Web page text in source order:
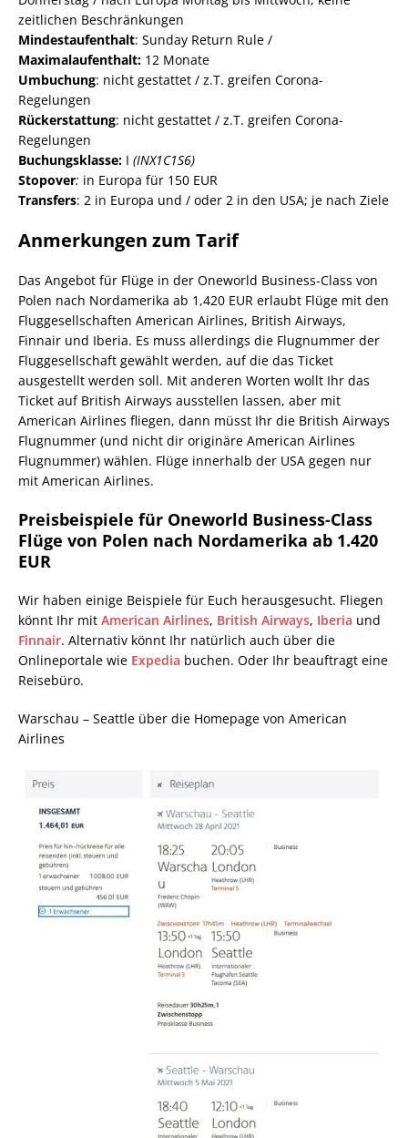
zeitlichen Beschränkungen
Mindestaufenthalt: Sunday Return Rule /
Maximalaufenthalt: 12 Monate
Umbuchung: nicht gestattet / z.T. greifen Corona-
Regelungen
Rückerstattung: nicht gestattet / z.T. greifen Corona-
Regelungen
Buchungsklasse: I (INX1C1S6)
Stopover: in Europa für 150 EUR
Transfers: 2 in Europa und / oder 2 in den USA; je nach Ziele
Anmerkungen zum Tarif
Das Angebot für Flüge in der Oneworld Business-Class von
Polen nach Nordamerika ab 1,420 EUR erlaubt Flüge mit den
Fluggesellschaften American Airlines, British Airways,
Finnair und Iberia. Es muss allerdings die Flugnummer der
Fluggesellschaft gewählt werden, auf die das Ticket
ausgestellt werden soll. Mit anderen Worten wollt Ihr das
Ticket auf British Airways ausstellen lassen, aber mit
American Airlines fliegen, dann müsst Ihr die British Airways
Flugnummer (und nicht dir originäre American Airlines
Flugnummer) wählen. Flüge innerhalb der USA gegen nur
mit American Airlines.
Preisbeispiele für Oneworld Business-Class
Flüge von Polen nach Nordamerika ab 1.420
EUR
Wir haben einige Beispiele für Euch herausgesucht. Fliegen
könnt Ihr mit American Airlines, British Airways, Iberia und
Finnair. Alternativ könnt Ihr natürlich auch über die
Onlineportale wie Expedia buchen. Oder Ihr beauftragt eine
Reisebüro.
Warschau – Seattle über die Homepage von American
Airlines